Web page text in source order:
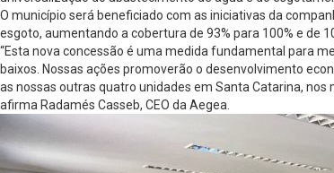
O município será beneficiado com as iniciativas da
esgoto, aumentando a cobertura de 93% para 100% e de
“Esta nova concessão é uma medida fundamental para
baixos. Nossas ações promoverão o desenvolvimento
as nossas outras quatro unidades em Santa Catarina, nos
afirma Radamés Casseb, CEO da Aegea.